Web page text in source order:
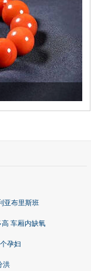
亚布里斯班
车厢内缺氧
孕妇
洪